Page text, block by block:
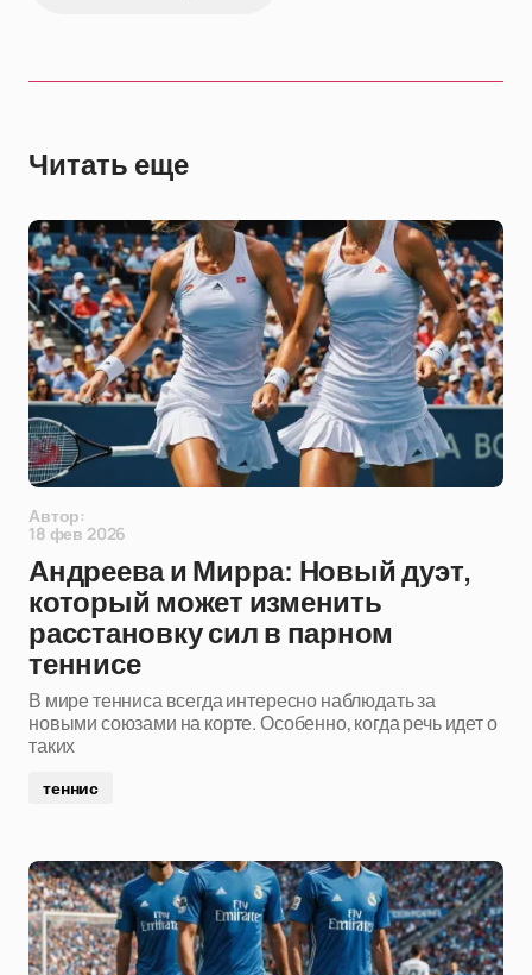
Читать еще
Автор:
18 фев 2026
Андреева и Мирра: Новый дуэт,
который может изменить
расстановку сил в парном
теннисе
В мире тенниса всегда интересно наблюдать за
новыми союзами на корте. Особенно, когда речь идет о
таких
теннис